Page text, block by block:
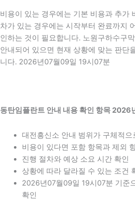
비용이 있는 경우에는 기본 비용과 추가
차가 있는 경우에는 시작부터 완료까지
인하는 것이 필요합니다. 노원구하수구
안내되어 있으면 현재 상황에 맞는 판단
니다. 2026년07월09일 19시07분
동탄임플란트 안내 내용 확인 항목
대전흥신소 안내 범위가 구체적
비용이 있다면 포함 항목과 제외
진행 절차와 예상 소요 시간 확인
상황에 따라 달라질 수 있는 조건
2026년07월09일 19시07분 기준
확인